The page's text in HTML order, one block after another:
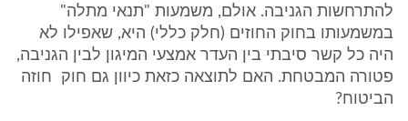
להתרחשות הגניבה. אולם, משמעות "תנאי מתלה"
במשמעותו בחוק החוזים (חלק כללי) היא, שאפילו לא
היה כל קשר סיבתי בין העדר אמצעי המיגון לבין הגניבה,
פטורה המבטחת. האם לתוצאה כזאת כיוון גם חוק חוזה
הביטוח?